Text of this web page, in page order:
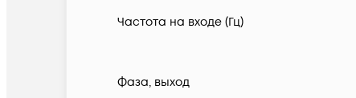
Частота на входе (Гц)
Фаза, выход